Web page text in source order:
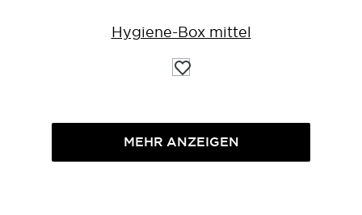
Hygiene-Box mittel
Auf
die
MEHR ANZEIGEN